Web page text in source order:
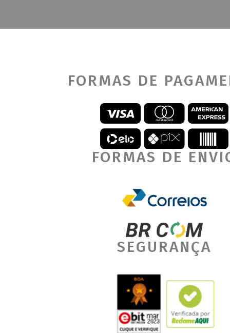
FORMAS DE
FORMAS DE
SEGURANÇA